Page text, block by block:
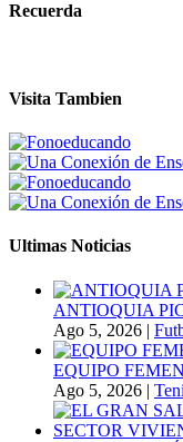
Recuerda
Visita Tambien
Ultimas Noticias
ANTIOQUIA
Ago 5, 2026 |
EQUIPO
Ago 5, 2026 |